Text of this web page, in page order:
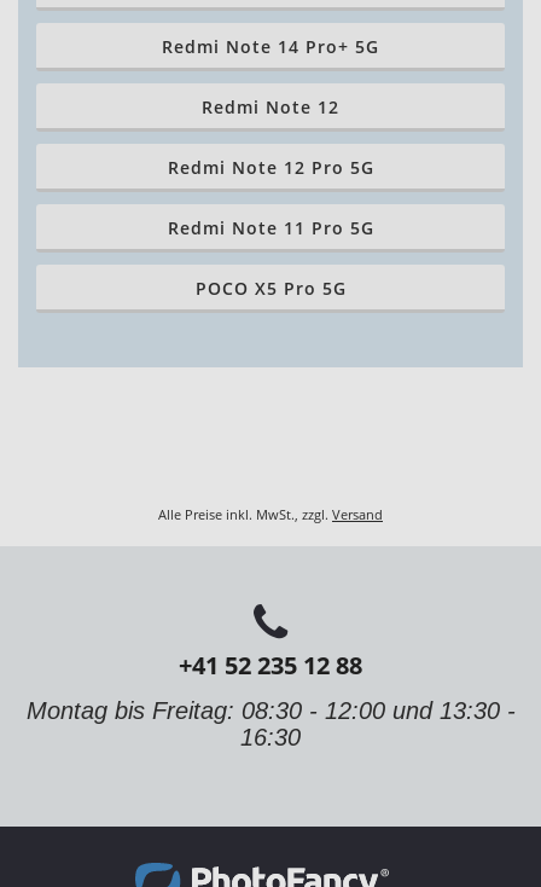
Redmi Note 14 Pro+ 5G
Redmi Note 12
Redmi Note 12 Pro 5G
Redmi Note 11 Pro 5G
POCO X5 Pro 5G
Alle Preise inkl. MwSt., zzgl. Versand
+41 52 235 12 88
Montag bis Freitag: 08:30 - 12:00 und 13:30 -
16:30